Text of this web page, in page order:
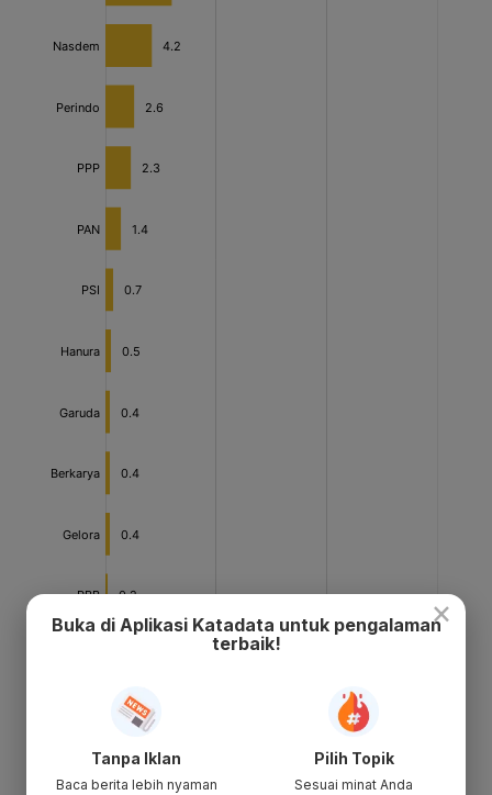
×
Buka di Aplikasi Katadata untuk pengalaman
terbaik!
Tanpa Iklan
Baca berita lebih nyaman
Pilih Topik
Sesuai minat Anda